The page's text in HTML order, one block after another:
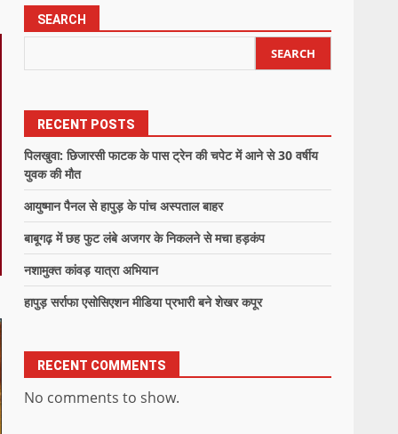
SEARCH
SEARCH
RECENT POSTS
पिलखुवा: छिजारसी फाटक के पास ट्रेन की चपेट में आने से 30 वर्षीय
युवक की मौत
आयुष्मान पैनल से हापुड़ के पांच अस्पताल बाहर
बाबूगढ़ में छह फुट लंबे अजगर के निकलने से मचा हड़कंप
नशामुक्त कांवड़ यात्रा अभियान
हापुड़ सर्राफा एसोसिएशन मीडिया प्रभारी बने शेखर कपूर
RECENT COMMENTS
No comments to show.